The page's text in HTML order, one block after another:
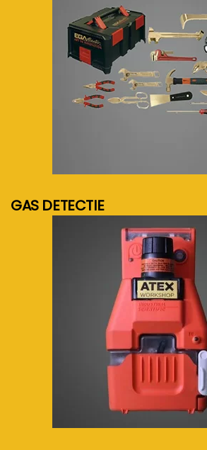
GAS DETECTIE
meer info...